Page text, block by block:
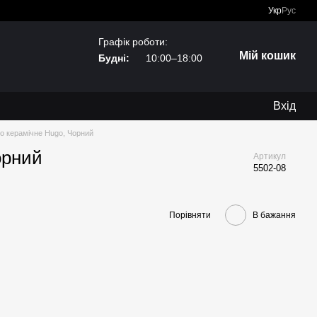
УкрРус
Графік роботи:
Будні:
10:00–18:00 Мій кошик
Вхід
керамічне Hugo, Чорний
Артикул
5502-08
Порівняти В бажання